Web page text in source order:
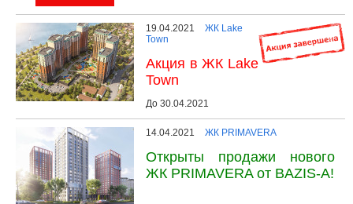
19.04.2021
ЖК Lake
Town
Акция в ЖК Lake
Town
До 30.04.2021
14.04.2021 ЖК PRIMAVERA
Открыты продажи нового
ЖК PRIMAVERA от BAZIS-A!